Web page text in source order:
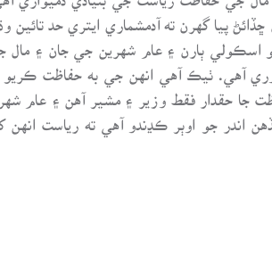
پيا گهرن ته آدمشماري ايتري حد تائين
ٻارن ۽ عام شهرين جي جان ۽ مال
آهي. ٺيڪ آهي انهن جي به حفاظت ڪريو
جا حقدار فقط وزير ۽ مشير آهن ۽ عام
اندر جو اوٻر ڪڍندو آهي ته رياست انهن